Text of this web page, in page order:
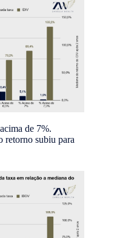
de 7%.
retorno subiu para